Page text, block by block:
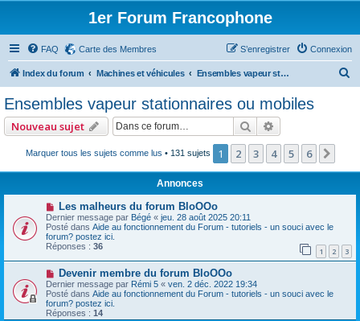
1er Forum Francophone
FAQ Carte des Membres Connexion
S’enregistrer
Index du forum Machines et véhicules Ensembles vapeur stationnaires ou mobiles
r
Ensembles vapeur stationnaires ou mobiles
Nouveau sujet Rechercher
Marquer tous les sujets comme lus • 131 sujets 1 2 3 4 5 6
Annonces
Les malheurs du forum BloOOo
Dernier message par Bégé « jeu. 28 août 2025 20:11
Posté dans Aide au fonctionnement du Forum - tutoriels - un souci avec le
forum? postez ici.
Réponses : 36 1 2 3
Devenir membre du forum BloOOo
Dernier message par Rémi 5 « ven. 2 déc. 2022 19:34
Posté dans Aide au fonctionnement du Forum - tutoriels - un souci avec le
forum? postez ici.
Réponses : 14